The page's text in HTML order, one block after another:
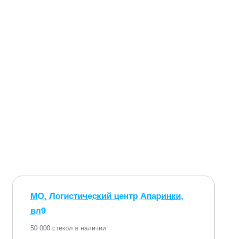
МО, Логистический центр Апаринки,
вл9
50 000 стекол в наличии